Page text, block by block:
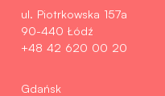
ul. Piotrkowska 157a
90-440 Łódź
+48 42 620 00 20
Gdańsk